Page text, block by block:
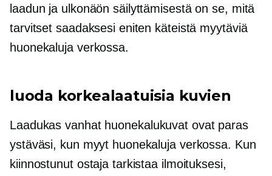
laadun ja ulkonäön säilyttämisestä on se, mitä
tarvitset saadaksesi eniten käteistä myytäviä
huonekaluja verkossa.
luoda korkealaatuisia kuvien
Laadukas vanhat huonekalukuvat ovat paras
ystäväsi, kun myyt huonekaluja verkossa. Kun
kiinnostunut ostaja tarkistaa ilmoituksesi,